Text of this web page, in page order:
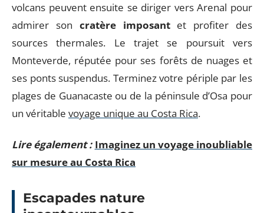
volcans peuvent ensuite se diriger vers Arenal pour
admirer son cratère imposantet profiter des
sources thermales. Le trajet se poursuit vers
Monteverde, réputée pour ses forêts de nuages et
ses ponts suspendus. Terminez votre périple par les
plages de Guanacaste ou de la péninsule d’Osa pour
un véritable voyage unique au Costa Rica.
Lire également : Imaginez un voyage inoubliable
sur mesure au Costa Rica
Escapades nature